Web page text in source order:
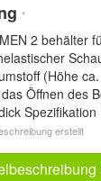
*
2 behälter
(Höhe
Öffnen des
Spezifikation
erstellt